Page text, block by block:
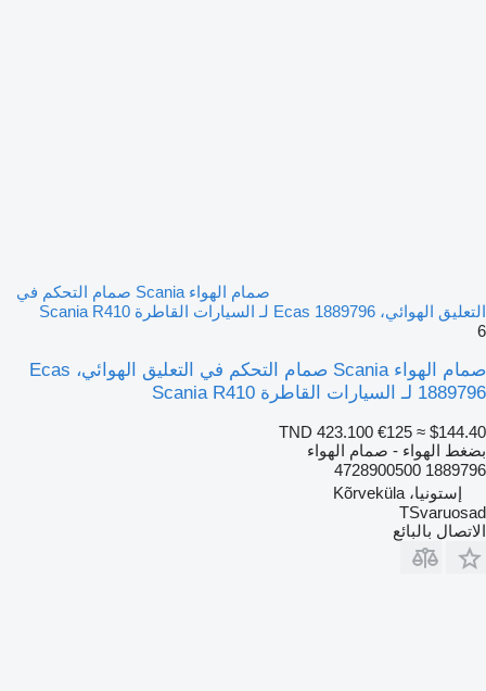
صمام الهواء Scania صمام التحكم في
التعليق الهوائي، Ecas 1889796 لـ السيارات القاطرة Scania R410
6
صمام الهواء Scania صمام التحكم في التعليق الهوائي، Ecas
1889796 لـ السيارات القاطرة Scania R410
TND 423.100 €125 ≈ $144.40
بضغط الهواء - صمام الهواء
1889796 4728900500
إستونيا، Kõrveküla
TSvaruosad
الاتصال بالبائع